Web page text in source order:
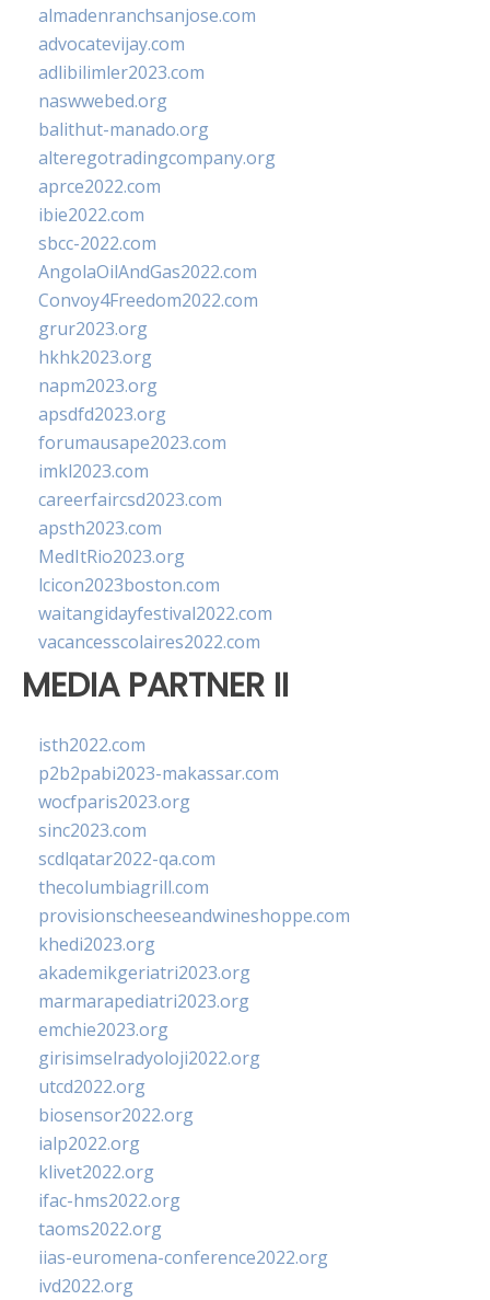
almadenranchsanjose.com
advocatevijay.com
adlibilimler2023.com
naswwebed.org
balithut-manado.org
alteregotradingcompany.org
aprce2022.com
ibie2022.com
sbcc-2022.com
AngolaOilAndGas2022.com
Convoy4Freedom2022.com
grur2023.org
hkhk2023.org
napm2023.org
apsdfd2023.org
forumausape2023.com
imkl2023.com
careerfaircsd2023.com
apsth2023.com
MedItRio2023.org
lcicon2023boston.com
waitangidayfestival2022.com
vacancesscolaires2022.com
MEDIA PARTNER II
isth2022.com
p2b2pabi2023-makassar.com
wocfparis2023.org
sinc2023.com
scdlqatar2022-qa.com
thecolumbiagrill.com
provisionscheeseandwineshoppe.com
khedi2023.org
akademikgeriatri2023.org
marmarapediatri2023.org
emchie2023.org
girisimselradyoloji2022.org
utcd2022.org
biosensor2022.org
ialp2022.org
klivet2022.org
ifac-hms2022.org
taoms2022.org
iias-euromena-conference2022.org
ivd2022.org